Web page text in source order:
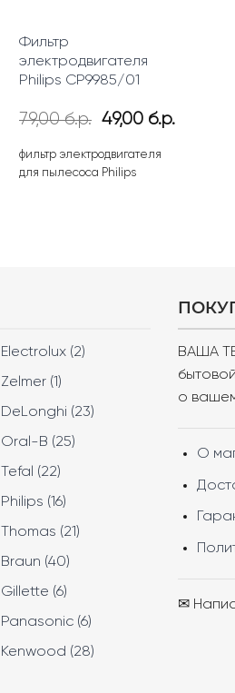
Фильтр
электродвигателя
Philips CP9985/01
79,00б.р.
составляла
79,00 б.р..
49,00 б.р.
49,00
фильтр электродвигателя
для пылесоса Philips
Electrolux (2)
Zelmer (1)
DeLonghi (23)
Oral-B (25)
Tefal (22)
Philips (16)
Thomas (21)
Braun (40)
Gillette (6)
Panasonic (6)
Kenwood (28)
ВАША
о
О
✉